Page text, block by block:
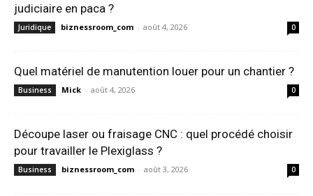
judiciaire en paca ?
Juridique biznessroom_com - août 4, 2026 0
Quel matériel de manutention louer pour un chantier ?
Business Mick - août 4, 2026 0
Découpe laser ou fraisage CNC : quel procédé choisir
pour travailler le Plexiglass ?
Business biznessroom_com - août 3, 2026 0